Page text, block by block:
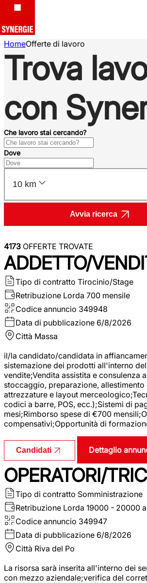
HomeOfferte di lavoro
Trova
con
Che lavoro stai cercando?
Dove
10 km
Avvia ricerca
4173 OFFERTE TROVATE
ADDETTO/
Tipo di contratto Tirocinio/Stage
Retribuzione Lorda 700 mensile
Codice annuncio 349948
Data di pubblicazione 6/8/2026
Città Massa
il/la candidato/candidata in
sistemazione dei prodotti all'interno
vendite;Vendita assistita e consulenza
stoccaggio, preparazione,
attrezzature e layout
codici a barre, POS, ecc.);Sistemi di
mesi;Rimborso spese di €700
compensativi;Opportunità di
Candidati Dettaglio
OPERATORI/
Tipo di contratto Somministrazione
Retribuzione Lorda 19000 - 20000
Codice annuncio 349947
Data di pubblicazione 6/8/2026
Città Riva del Po
La risorsa sarà inserita all'interno dei
con mezzo aziendale;verifica del